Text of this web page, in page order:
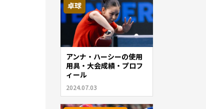
卓球
アンナ・ハーシーの使用
用具・大会成績・プロフ
ィール
2024.07.03